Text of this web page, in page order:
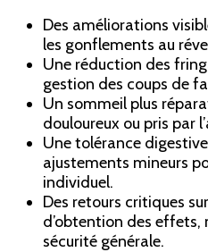
Des améliorations
les gonflements au
Une réduction des
gestion des coups de
Un sommeil plus
douloureux ou pris par
Une tolérance
ajustements mineurs
individuel.
Des retours critiques
d’obtention des effets,
sécurité générale.